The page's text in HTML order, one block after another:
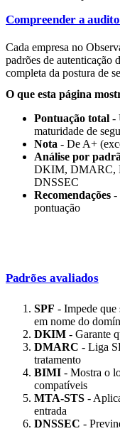
Compreender a
Cada empresa no
padrões de autenticação
completa da postura de
O que esta página
Pontuação total -
maturidade de
Nota - De A+
Análise por
DKIM, DMARC,
DNSSEC
Recomendações -
pontuação
Padrões avaliados
SPF - Impede que
em nome do
DKIM - Garante
DMARC - Liga
tratamento
BIMI - Mostra o
compatíveis
MTA-STS -
entrada
DNSSEC -